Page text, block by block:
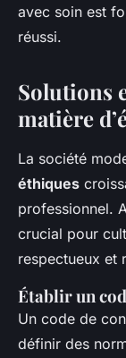
avec soin est
réussi.
Solutions
matière
La société
éthiques
professionnel.
crucial pour
respectueux et
Établir un
Un code de
définir des